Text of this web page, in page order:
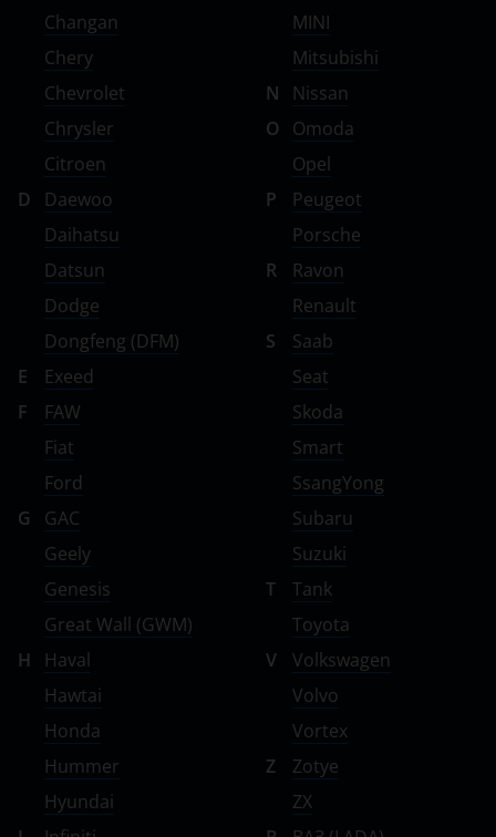
Changan
Chery
Chevrolet
Chrysler
Citroen
D
Daewoo
Daihatsu
Datsun
Dodge
Dongfeng (DFM)
E
Exeed
F
FAW
Fiat
Ford
G
GAC
Geely
Genesis
Great Wall (GWM)
H
Haval
Hawtai
Honda
Hummer
Hyundai
MINI
Mitsubishi
N
Nissan
O
Omoda
Opel
P
Peugeot
Porsche
R
Ravon
Renault
S
Saab
Seat
Skoda
Smart
SsangYong
Subaru
Suzuki
T
Tank
Toyota
V
Volkswagen
Volvo
Vortex
Z
Zotye
ZX